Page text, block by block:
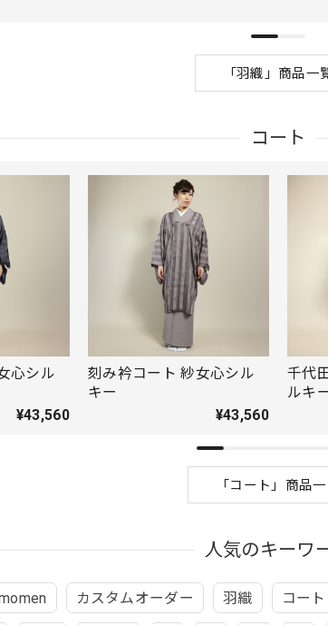
「羽織」商品一
コート
心シル
¥43,560
刻み衿コート 紗女心シル
キー
¥43,560
千代
ルキ
「コート」商品
人気のキーワ
カスタムオーダー 羽織 コート